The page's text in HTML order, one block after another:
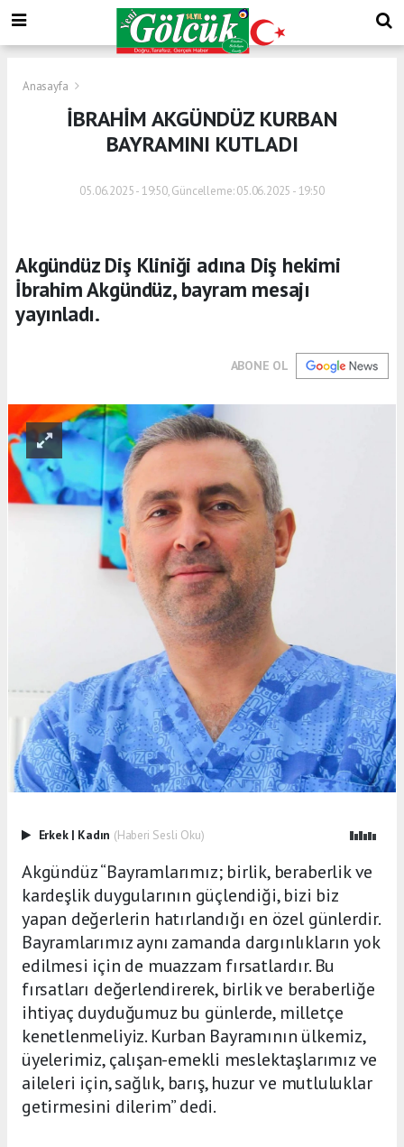
Anasayfa
İBRAHİM AKGÜNDÜZ KURBAN
BAYRAMINI KUTLADI
05.06.2025 - 19:50, Güncelleme: 05.06.2025 - 19:50
Akgündüz Diş Kliniği adına Diş hekimi
İbrahim Akgündüz, bayram mesajı
yayınladı.
ABONE OL
Erkek | Kadın (Haberi Sesli Oku)
Akgündüz “Bayramlarımız; birlik, beraberlik ve
kardeşlik duygularının güçlendiği, bizi biz
yapan değerlerin hatırlandığı en özel günlerdir.
Bayramlarımız aynı zamanda dargınlıkların yok
edilmesi için de muazzam fırsatlardır. Bu
fırsatları değerlendirerek, birlik ve beraberliğe
ihtiyaç duyduğumuz bu günlerde, milletçe
kenetlenmeliyiz. Kurban Bayramının ülkemiz,
üyelerimiz, çalışan-emekli meslektaşlarımız ve
aileleri için, sağlık, barış, huzur ve mutluluklar
getirmesini dilerim” dedi.